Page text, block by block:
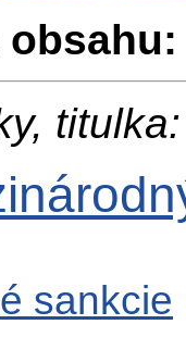
titulka:
sankcie